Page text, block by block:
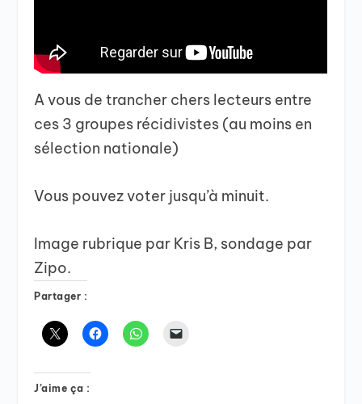
A vous de trancher chers lecteurs entre
ces 3 groupes récidivistes (au moins en
sélection nationale)
Vous pouvez voter jusqu’à minuit.
Image rubrique par Kris B, sondage par
Zipo.
Partager :
J’aime ça :